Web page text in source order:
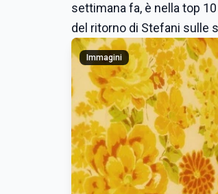
settimana fa, è nella top
del ritorno di Stefani sulle
Immagini